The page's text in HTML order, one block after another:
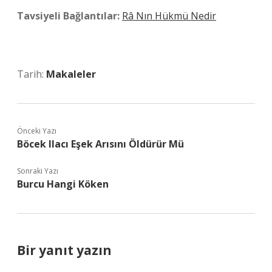
Tavsiyeli Bağlantılar: Râ Nın Hükmü Nedir
Tarih: Makaleler
Önceki Yazı
Böcek Ilacı Eşek Arısını Öldürür Mü
Sonraki Yazı
Burcu Hangi Köken
Bir yanıt yazın